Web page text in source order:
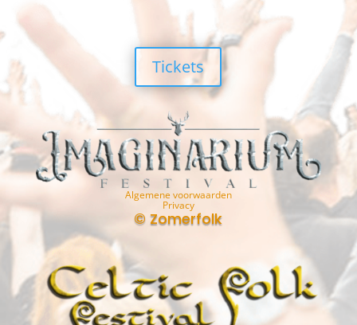
Tickets
Algemene voorwaarden
Privacy
© Zomerfolk